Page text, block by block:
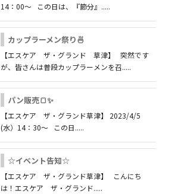
14：00～ この日は、『節分』.....
カップラーメン祭り🍜
【エスケア ザ・グランド 草津】 突然です
が、皆さんは普段カップラーメンを召.....
パン販売🍞✨
【エスケア ザ・グランド草津】 2023/4/5
(水）14：30～ この日.....
☆イベント告知☆
【エスケア ザ・グランド草津】 こんにち
は！エスケア ザ・グランド.....